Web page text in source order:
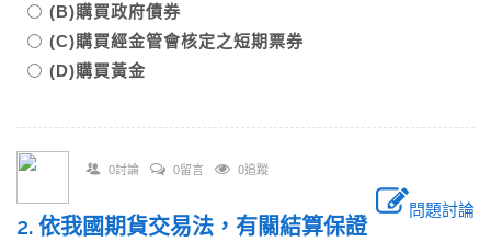
(B)購買政府債券
(C)購買經金管會核定之短期票券
(D)購買黃金
0討論 0留言 0追蹤
問題討論
2. 依我國期貨交易法，有關結算保證